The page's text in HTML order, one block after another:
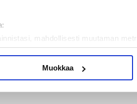
mahdollisesti muutaman
ominaispiirteitä aktiivisesti
ja miten voit määrittää asetuksesi
mainosten räätälöimiseen,
Muokkaa